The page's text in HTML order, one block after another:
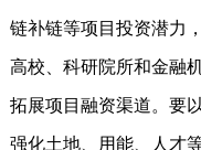
链补链等项目投资潜力
高校、科研院所和金融
拓展项目融资渠道。要
强化土地、用能、人才